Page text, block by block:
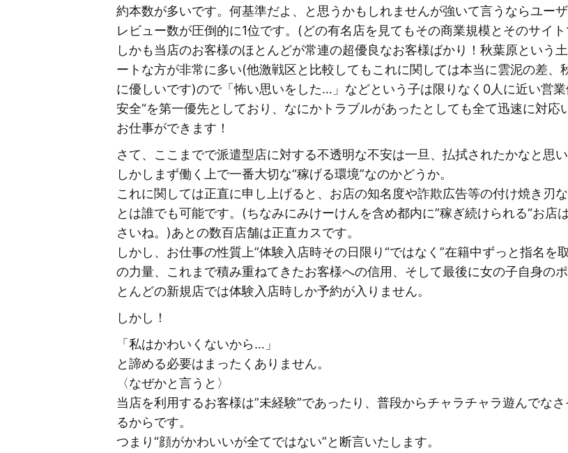
約本数が多いです。何基準だよ、と思うかもしれませんが強いて言うならユー
レビュー数が圧倒的に1位です。(どの有名店を見てもその商業規模とそのサイ
しかも当店のお客様のほとんどが常連の超優良なお客様ばかり！秋葉原という
ートな方が非常に多い(他激戦区と比較してもこれに関しては本当に雲泥の差、
に優しいです)ので「怖い思いをした…」などという子は限りなく0人に近い営
安全“を第一優先としており、なにかトラブルがあったとしても全て迅速に対
お仕事ができます！
さて、ここまでで派遣型店に対する不透明な不安は一旦、払拭されたかなと思い
しかしまず働く上で一番大切な“稼げる環境”なのかどうか。
これに関しては正直に申し上げると、お店の知名度や詐欺広告等の付け焼き刃
とは誰でも可能です。(ちなみにみけーけんを含め都内に”稼ぎ続けられる“お
さいね。)あとの数百店舗は正直カスです。
しかし、お仕事の性質上”体験入店時その日限り“ではなく”在籍中ずっと指名
の力量、これまで積み重ねてきたお客様への信用、そして最後に女の子自身の
とんどの新規店では体験入店時しか予約が入りません。
しかし！
「私はかわいくないから…」
と諦める必要はまったくありません。
〈なぜかと言うと〉
当店を利用するお客様は”未経験”であったり、普段からチャラチャラ遊んでな
るからです。
つまり“顔がかわいいが全てではない”と断言いたします。